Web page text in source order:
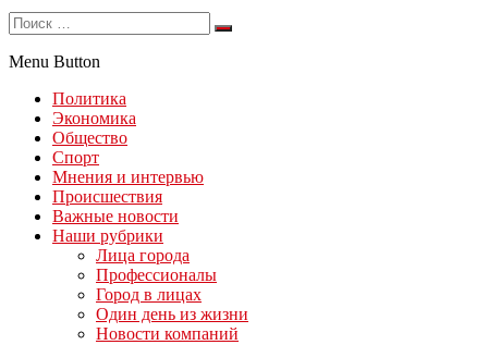
Menu Button
Политика
Экономика
Общество
Спорт
Мнения и интервью
Происшествия
Важные новости
Наши рубрики
Лица города
Профессионалы
Город в лицах
Один день из жизни
Новости компаний